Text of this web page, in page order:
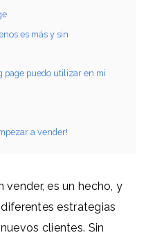
es más y sin
page puedo utilizar en mi
a vender!
es un hecho, y
estrategias
clientes. Sin